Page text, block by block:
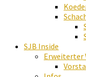
SJB Inside
Erweiterter